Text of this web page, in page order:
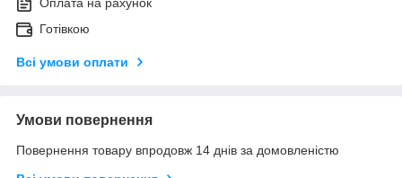
Оплата на рахунок
Готівкою
Всі умови оплати
Умови повернення
Повернення товару впродовж 14 днів за домовленістю